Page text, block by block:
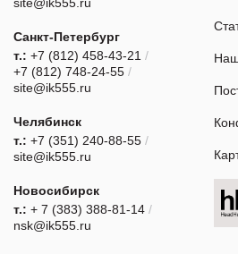
Санкт-Петербург
т.: +7 (812) 458-43-21 /
+7 (812) 748-24-55 /
site@ik555.ru
Челябинск
т.: +7 (351) 240-88-55 /
site@ik555.ru
Новосибирск
т.: + 7 (383) 388-81-14 /
nsk@ik555.ru